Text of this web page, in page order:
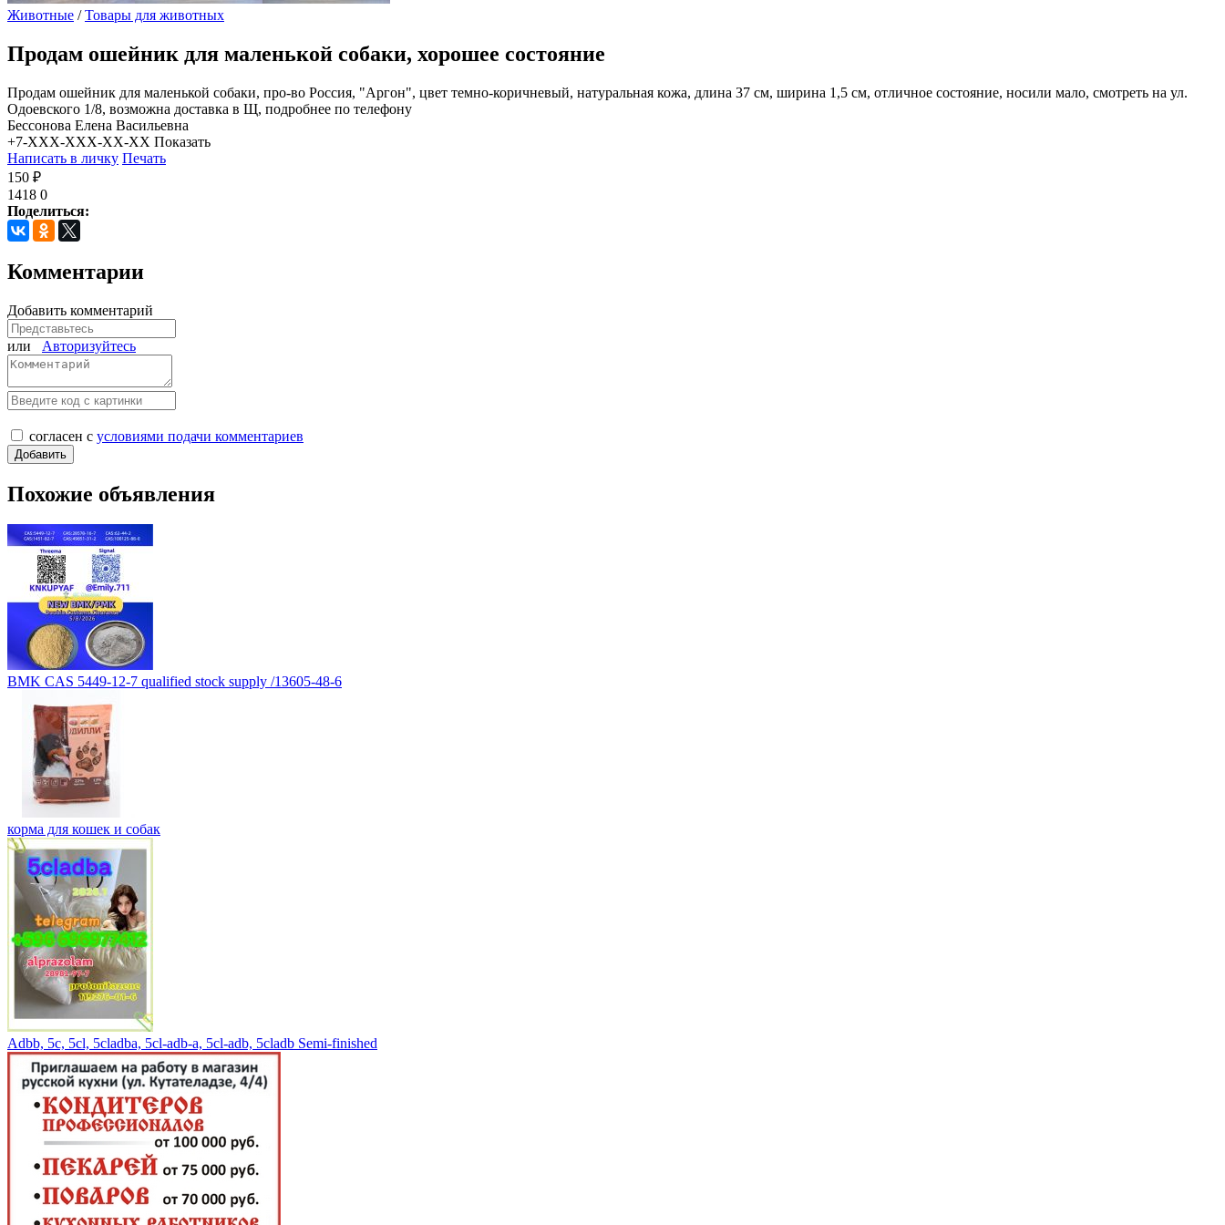
Животные /Товары для животных
Продам ошейник для маленькой собаки, хорошее состояние
Продам ошейник для маленькой собаки, про-во Россия, "Аргон", цвет темно-коричневый, натуральная кожа, длина 37 см, ширина 1,5 см, отличное состояние, носили мало, смотреть на ул.
Одоевского 1/8, возможна доставка в Щ, подробнее по телефону
Бессонова Елена Васильевна
+7-XXX-XXX-XX-XX Показать
Написать в личку Печать
150 ₽
1418 0
Поделиться:
Комментарии
Добавить комментарий
или Авторизуйтесь
согласен с условиями подачи комментариев
Похожие объявления
BMK CAS 5449-12-7 qualified stock supply /13605-48-6
корма для кошек и собак
Adbb, 5c, 5cl, 5cladba, 5cl-adb-a, 5cl-adb, 5cladb Semi-finished